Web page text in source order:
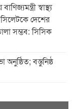
স্বাস্থ্য
দেশের
সম্ভব: সিসিক
বস্তুনিষ্ঠ